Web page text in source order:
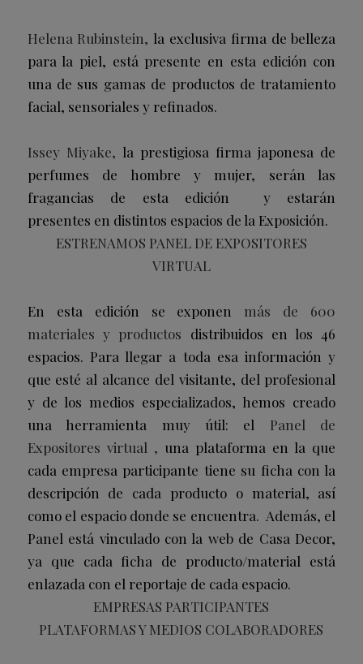
Helena Rubinstein, la exclusiva firma de belleza
para la piel, está presente en esta edición con
una de sus gamas de productos de tratamiento
facial, sensoriales y refinados.
Issey Miyake, la prestigiosa firma japonesa de
perfumes de hombre y mujer, serán las
fragancias de esta edición y estarán
presentes en distintos espacios de la Exposición.
ESTRENAMOS PANEL DE EXPOSITORES
VIRTUAL
En esta edición se exponen más de 600
materiales y productos distribuidos en los 46
espacios. Para llegar a toda esa información y
que esté al alcance del visitante, del profesional
y de los medios especializados, hemos creado
una herramienta muy útil: el Panel de
Expositores virtual , una plataforma en la que
cada empresa participante tiene su ficha con la
descripción de cada producto o material, así
como el espacio donde se encuentra. Además, el
Panel está vinculado con la web de Casa Decor,
ya que cada ficha de producto/material está
enlazada con el reportaje de cada espacio.
EMPRESAS PARTICIPANTES
PLATAFORMAS Y MEDIOS COLABORADORES